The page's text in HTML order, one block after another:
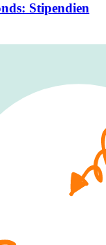
: Stipendien